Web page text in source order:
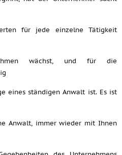
für jede einzelne Tätigkeit
wächst, und für die
eines ständigen Anwalt ist. Es ist
Anwalt, immer wieder mit Ihnen